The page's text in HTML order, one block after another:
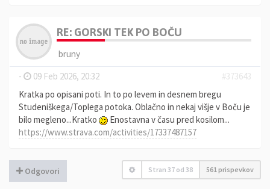
RE: GORSKI TEK PO BOČU
bruny
-
09 Feb 2026, 20:32
#373643
Kratka po opisani poti. In to po levem in desnem bregu
Studeniškega/Toplega potoka. Oblačno in nekaj višje v Boču je
bilo megleno...Kratko
Enostavna v času pred kosilom...
https://www.strava.com/activities/17337487157
Odgovori Stran 37 od 38 561 prispevkov